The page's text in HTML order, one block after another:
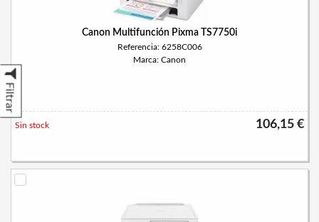
Filtrar
Canon Multifunción Pixma TS7750i
Referencia: 6258C006
Marca: Canon
106,15 €
Sin stock